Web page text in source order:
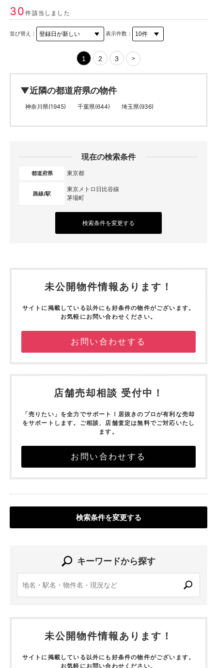
30件該当しました
並び替え： 表示件数：
1 2 3 >
▼近隣の都道府県の物件
神奈川県(1945) 千葉県(644) 埼玉県(936)
現在の検索条件
都道府県 東京都
路線/駅
東京メトロ日比谷線
茅場町
検索条件を変更する
未公開物件情報あります！
サイトに掲載している以外にも好条件の物件がございます。
お気軽にお問い合わせください。
お問い合わせする
店舗売却相談 受付中！
「売りたい」を全力でサポート！ 居抜きのプロが有利な売却
をサポートします。 ご相談、店舗査定は無料でご対応いたし
ます。
お問い合わせする
検索条件を変更する
キーワードから探す
未公開物件情報あります！
サイトに掲載している以外にも好条件の物件がございます。
お気軽にお問い合わせください。